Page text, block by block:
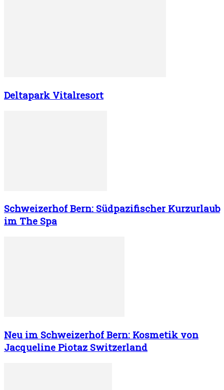
Deltapark Vitalresort
Schweizerhof Bern: Südpazifischer Kurzurlaub
im The Spa
Neu im Schweizerhof Bern: Kosmetik von
Jacqueline Piotaz Switzerland